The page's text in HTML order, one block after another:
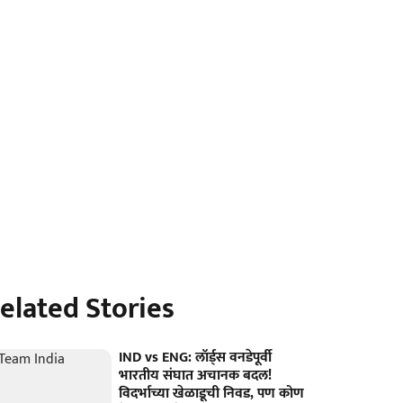
Stories
IND vs ENG: लॉर्ड्स वनडेपूर्वी
भारतीय संघात अचानक बदल!
विदर्भाच्या खेळाडूची निवड, पण कोण